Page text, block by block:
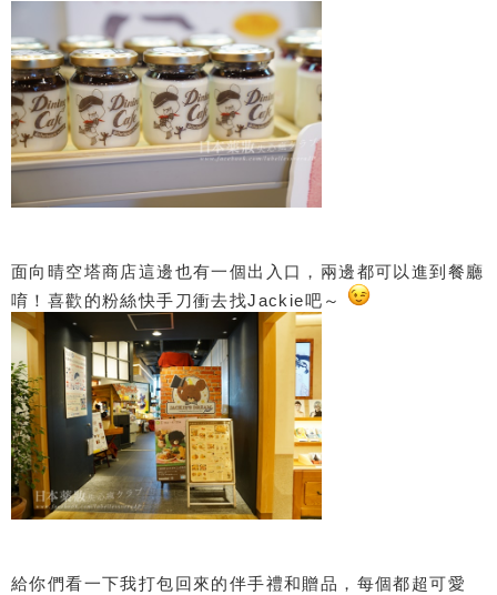
面向晴空塔商店這邊也有一個出入口，兩邊都可以進到餐廳
唷！喜歡的粉絲快手刀衝去找Jackie吧～
給你們看一下我打包回來的伴手禮和贈品，每個都超可愛